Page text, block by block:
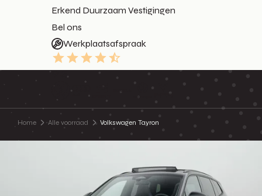
Erkend Duurzaam Vestigingen
Bel ons
Werkplaatsafspraak
9.3
Home Alle voorraad Volkswagen Tayron